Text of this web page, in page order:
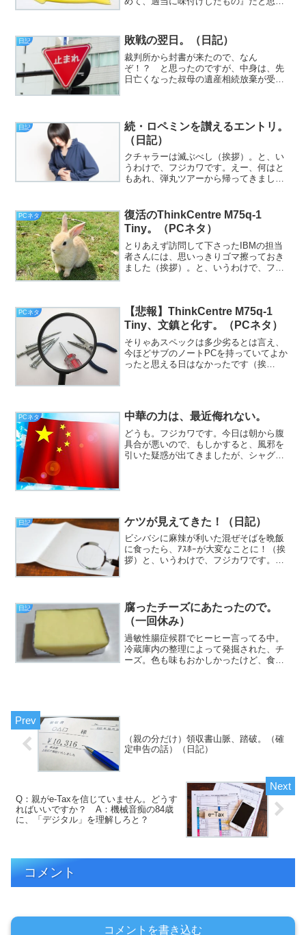
思います。
日記 敗戦の翌日。（日記）
裁判所から封書が来たので、なん
ぞ！？ と思ったのですが、中身は、先
日亡くなった叔母の遺産相続放棄が受理
る、自分のスマートバンドですが、こ...
日記
続・ロペミンを讃えるエントリ。
（日記）
クチャラーは滅ぶべし（挨拶）。と、い
うわけで、フジカワです。えー、何はと
もあれ、弾丸ツアーから帰ってきまし
は、「ロペミンはやはり偉大だ！」とか
いった話です。
PCネタ
復活のThinkCentre M75q-1
Tiny。（PCネタ）
とりあえず訪問して下さったIBMの担当
者さんには、思いっきりゴマ擦っておき
ました（挨拶）。と、いうわけで、フジ
しょうか。さて。一昨日...
PCネタ
【悲報】ThinkCentre M75q-1
Tiny、文鎮と化す。（PCネタ）
そりゃあスペックは多少劣るとは言え、
今ほどサブのノートPCを持っていてよか
ったと思える日はなかったです（挨
PCネタ 中華の力は、最近侮れない。
どうも。フジカワです。今日は朝から腹
具合が悪いので、もしかすると、風邪を
引いた疑惑が出てきましたが、シャグの
日記 ケツが見えてきた！（日記）
ビシバシに麻辣が利いた混ぜそばを晩飯
に食ったら、ｱｽﾎｰが大変なことに！（挨
拶）と、いうわけで、フジカワです。そ
日のエントリは、「ケツ...
日記
腐ったチーズにあたったので。
（一回休み）
過敏性腸症候群でヒーヒー言ってる中。
冷蔵庫内の整理によって発掘された、チ
ーズ。色も味もおかしかったけど、食っ
（親の分だけ）領収書山脈、踏破。（確
定申告の話）（日記）
Q：親がe-Taxを信じていません。どうす
ればいいですか？ A：機械音痴の84歳
に、「デジタル」を理解しろと？
コメント
コメントを書き込む